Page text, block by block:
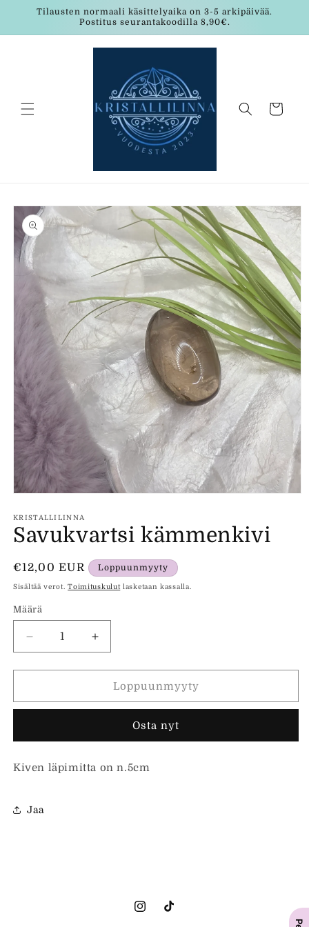
siirryTilausten normaali käsittelyaika on 3-5 arkipäivää.
Postitus seurantakoodilla 8,90€.
Ostoskori
tuotetietoihin
1
modaalisessa
ikkunassa
KRISTALLILINNA
Savukvartsi kämmenkivi
Normaalihinta
€12,00 EUR Loppuunmyyty
Sisältää verot.Toimituskulutlasketaan kassalla.
Määrä
Määrä
Vähennä
tuotteen
Savukvartsi
määrää
Lisää
tuotteen
Savukvartsi
kämmenkivi
määrää
Loppuunmyyty
Osta nyt
Kiven läpimitta on n.5cm
Jaa
Instagram
TikTok